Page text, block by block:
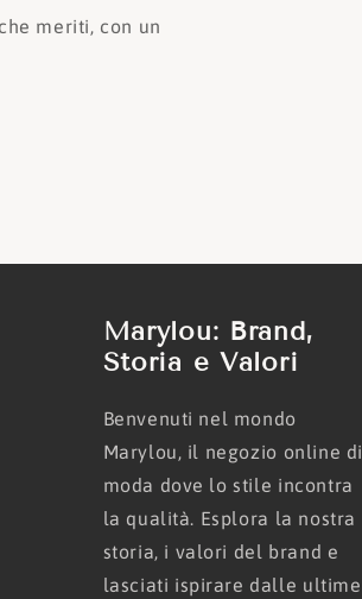
meriti, con un
Marylou: Brand,
Storia e Valori
Benvenuti nel mondo
Marylou, il negozio online di
moda dove lo stile incontra
la qualità. Esplora la nostra
storia, i valori del brand e
lasciati ispirare dalle ultime